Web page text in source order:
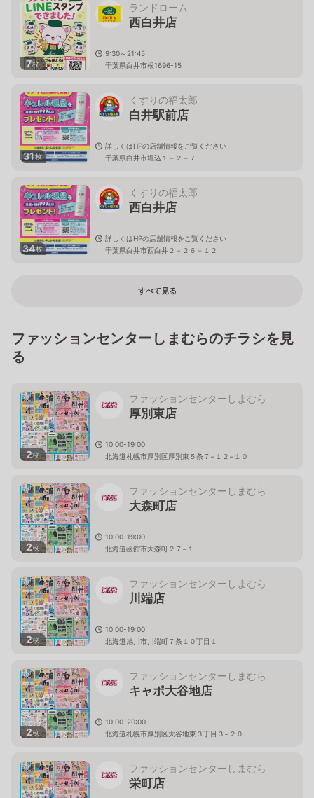
7枚
ランドローム
西白井店
9:30～21:45
千葉県白井市根1696-15
31枚
くすりの福太郎
白井駅前店
詳しくはHPの店舗情報をご覧ください
千葉県白井市堀込１－２－７
34枚
くすりの福太郎
西白井店
詳しくはHPの店舗情報をご覧ください
千葉県白井市西白井２－２６－１２
すべて見る
ファッションセンターしまむらのチラシを見
る
2枚
ファッションセンターしまむら
厚別東店
10:00-19:00
北海道札幌市厚別区厚別東５条７−１２−１０
2枚
ファッションセンターしまむら
大森町店
10:00-19:00
北海道函館市大森町２７−１
2枚
ファッションセンターしまむら
川端店
10:00-19:00
北海道旭川市川端町７条１０丁目１
2枚
ファッションセンターしまむら
キャポ大谷地店
10:00-20:00
北海道札幌市厚別区大谷地東３丁目３−２０
ファッションセンターしまむら
栄町店